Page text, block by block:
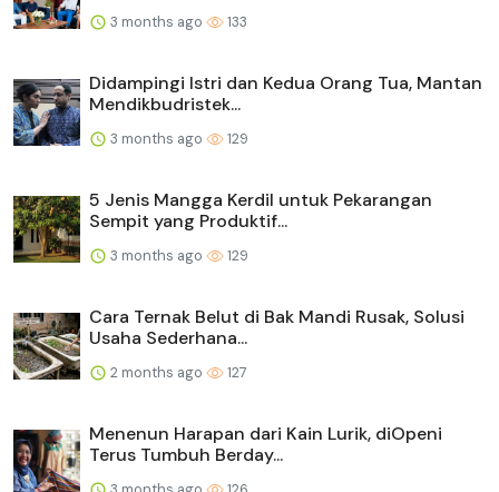
3 months ago 133
Didampingi Istri dan Kedua Orang Tua, Mantan
Mendikbudristek...
3 months ago 129
5 Jenis Mangga Kerdil untuk Pekarangan
Sempit yang Produktif...
3 months ago 129
Cara Ternak Belut di Bak Mandi Rusak, Solusi
Usaha Sederhana...
2 months ago 127
Menenun Harapan dari Kain Lurik, diOpeni
Terus Tumbuh Berday...